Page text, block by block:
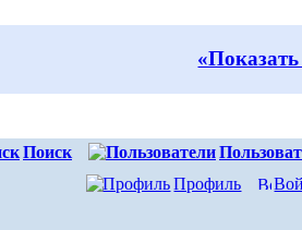
Поиск
Профиль